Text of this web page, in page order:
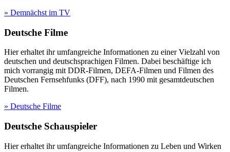
» Demnächst im TV
Deutsche Filme
Hier erhaltet ihr umfangreiche Informationen zu einer Vielzahl von
deutschen und deutschsprachigen Filmen. Dabei beschäftige ich
mich vorrangig mit DDR-Filmen, DEFA-Filmen und Filmen des
Deutschen Fernsehfunks (DFF), nach 1990 mit gesamtdeutschen
Filmen.
» Deutsche Filme
Deutsche Schauspieler
Hier erhaltet ihr umfangreiche Informationen zu Leben und Wirken